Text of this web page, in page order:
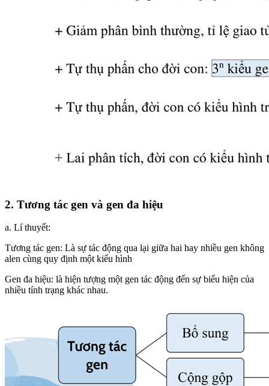
2. Tương tác gen và gen đa hiệu
a. Lí thuyết:
Tương tác gen: Là sự tác động qua lại giữa hai hay nhiều gen không
alen cùng quy định một kiểu hình
Gen đa hiệu: là hiện tượng một gen tác động đến sự biểu hiện của
nhiều tính trạng khác nhau.